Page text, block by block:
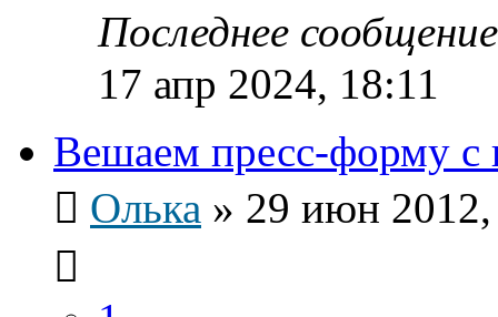
Последнее
17 апр 2024, 18:11
Вешаем пресс-форму с
Олька » 29 июн